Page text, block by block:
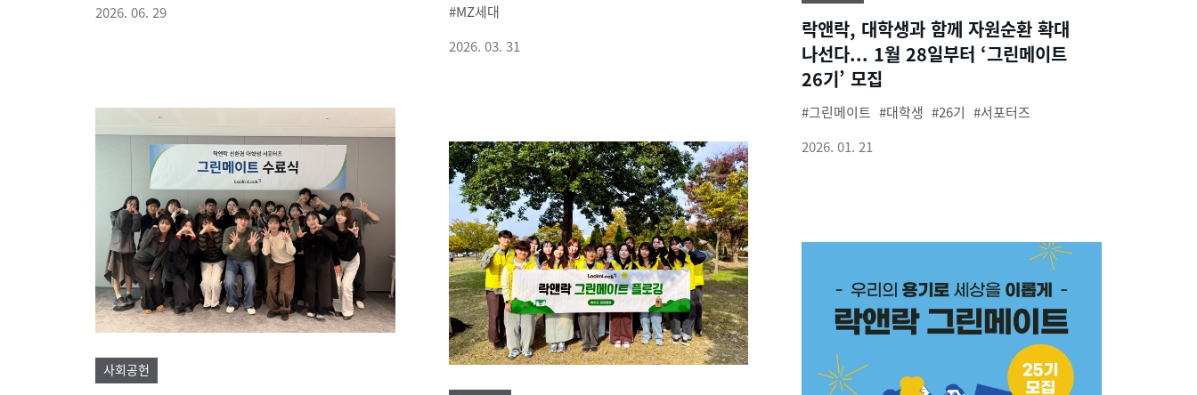
2026. 06. 29
MZ세대
2026. 03. 31
락앤락, 대학생과 함께 자원순환 확대
나선다... 1월 28일부터 ‘그린메이트
26기’ 모집
그린메이트 대학생 26기
서포터즈
2026. 01. 21
사회공헌